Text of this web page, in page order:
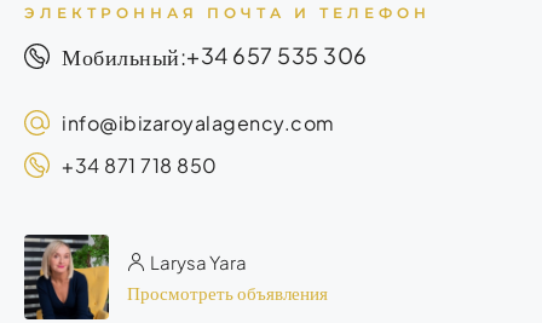
ЭЛЕКТРОННАЯ ПОЧТА И ТЕЛЕФОН
Мобильный:+34 657 535 306
info@ibizaroyalagency.com
+34 871 718 850
Larysa Yara
Просмотреть объявления